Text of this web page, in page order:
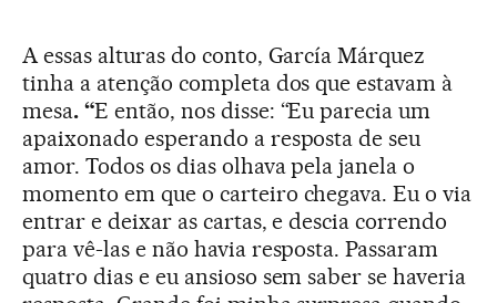
A essas alturas do conto, García Márquez
tinha a atenção completa dos que estavam à
mesa. “E então, nos disse: “Eu parecia um
apaixonado esperando a resposta de seu
amor. Todos os dias olhava pela janela o
momento em que o carteiro chegava. Eu o via
entrar e deixar as cartas, e descia correndo
para vê-las e não havia resposta. Passaram
quatro dias e eu ansioso sem saber se haveria